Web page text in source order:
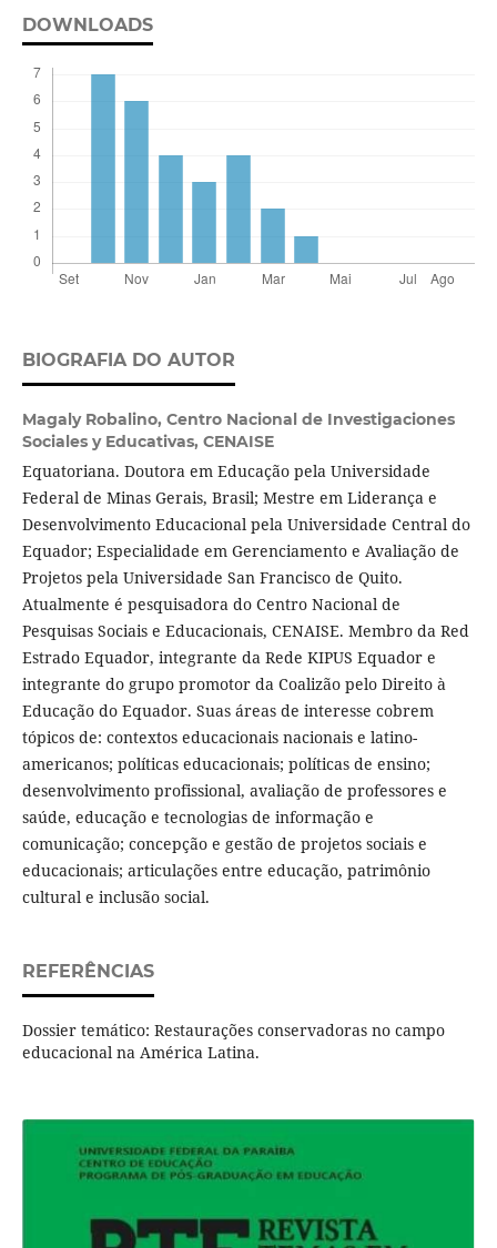
DOWNLOADS
BIOGRAFIA DO AUTOR
Magaly Robalino, Centro Nacional de Investigaciones
Sociales y Educativas, CENAISE
Equatoriana. Doutora em Educação pela Universidade
Federal de Minas Gerais, Brasil; Mestre em Liderança e
Desenvolvimento Educacional pela Universidade Central do
Equador; Especialidade em Gerenciamento e Avaliação de
Projetos pela Universidade San Francisco de Quito.
Atualmente é pesquisadora do Centro Nacional de
Pesquisas Sociais e Educacionais, CENAISE. Membro da Red
Estrado Equador, integrante da Rede KIPUS Equador e
integrante do grupo promotor da Coalizão pelo Direito à
Educação do Equador. Suas áreas de interesse cobrem
tópicos de: contextos educacionais nacionais e latino-
americanos; políticas educacionais; políticas de ensino;
desenvolvimento profissional, avaliação de professores e
saúde, educação e tecnologias de informação e
comunicação; concepção e gestão de projetos sociais e
educacionais; articulações entre educação, patrimônio
cultural e inclusão social.
REFERÊNCIAS
Dossier temático: Restaurações conservadoras no campo
educacional na América Latina.